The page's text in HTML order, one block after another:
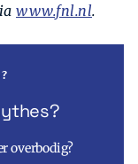
www.fnl.nl.
overbodig?